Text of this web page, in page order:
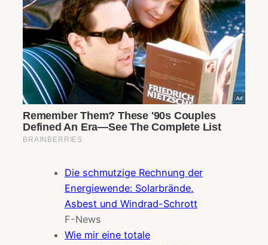
Die schmutzige Rechnung der
Energiewende: Solarbrände,
Asbest und Windrad-Schrott
F-News
Wie mir eine totale